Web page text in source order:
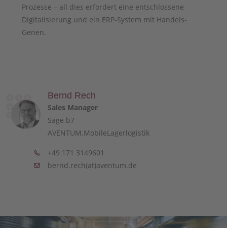
Prozesse – all dies erfordert eine entschlossene
Digitalisierung und ein ERP-System mit Handels-
Genen.
Bernd Rech
Sales Manager
Sage b7
AVENTUM.MobileLagerlogistik
+49 171 3149601
bernd.rech(at)aventum.de